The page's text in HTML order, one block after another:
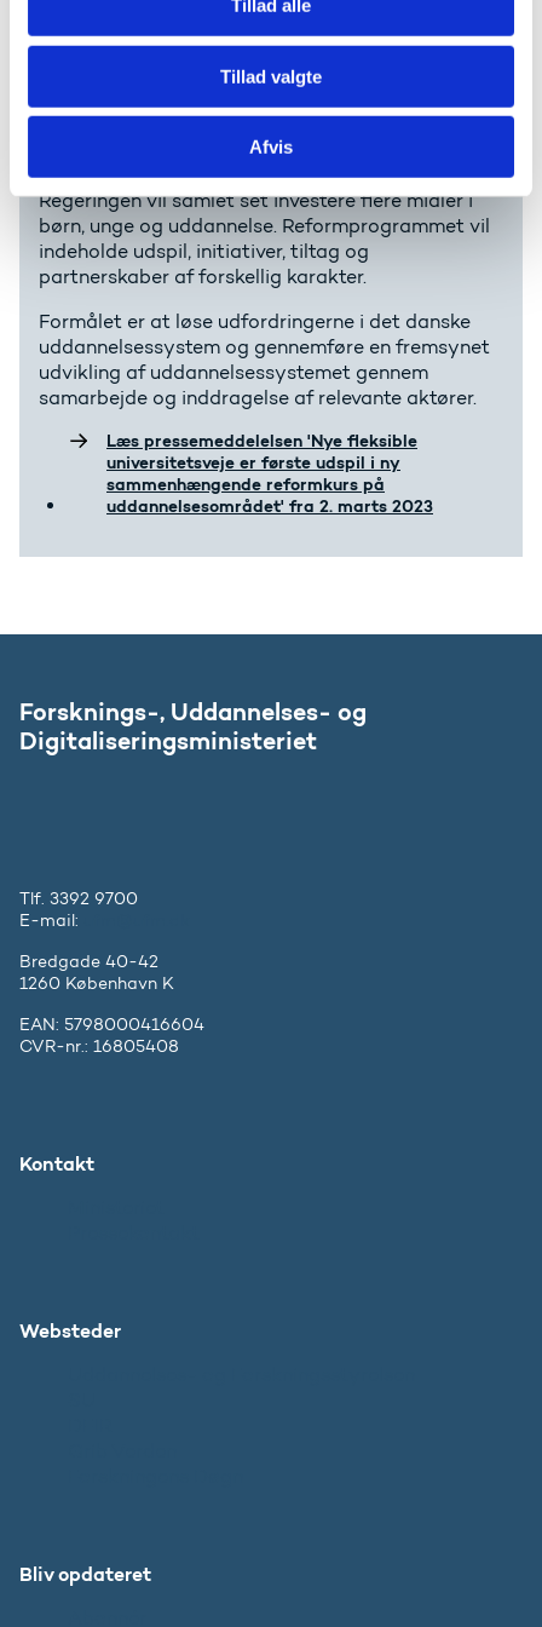
Tillad alle
Tillad valgte
Afvis
Læs nyheden 'Nyt udspil skal sikre flere faglærte til
sundhedsvæsenet og ældreplejen' fra 9. januar 2024
En sammenhængende
Regeringen vil samlet set investere flere midler i
børn, unge og uddannelse. Reformprogrammet vil
indeholde udspil, initiativer, tiltag og
partnerskaber af forskellig karakter.
Formålet er at løse udfordringerne i det danske
uddannelsessystem og gennemføre en fremsynet
udvikling af uddannelsessystemet gennem
samarbejde og inddragelse af relevante aktører.
Læs pressemeddelelsen 'Nye fleksible
universitetsveje er første udspil i ny
sammenhængende reformkurs på
uddannelsesområdet' fra 2. marts 2023
Forsknings-, Uddannelses- og
Digitaliseringsministeriet
Tlf. 3392 9700
E-mail:
Bredgade 40-42
1260 København K
EAN: 5798000416604
CVR-nr.: 16805408
Kontakt
Websteder
Bliv opdateret